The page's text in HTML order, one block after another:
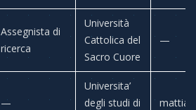
Assegnista di
ricerca
Università
Cattolica del
Sacro Cuore
—
—
Universita’
degli studi di